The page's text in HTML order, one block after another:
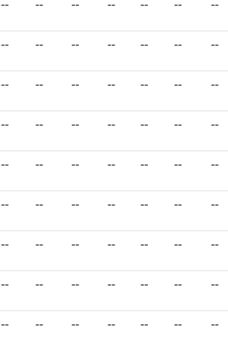
-- -- -- -- -- -- --
-- -- -- -- -- -- --
-- -- -- -- -- -- --
-- -- -- -- -- -- --
-- -- -- -- -- -- --
-- -- -- -- -- -- --
-- -- -- -- -- -- --
-- -- -- -- -- -- --
-- -- -- -- -- -- --